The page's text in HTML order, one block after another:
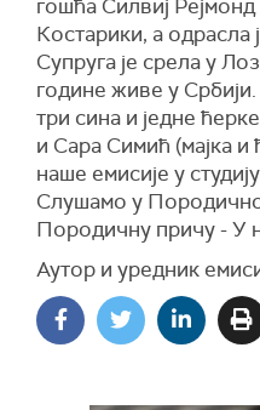
гошћа Силвиј
Костарики, а одрасла
Супруга је срела у
године живе у
три сина и једне
и Сара Симић (мајка и
наше емисије у
Слушамо у
Породичну причу - У
Аутор и уредник